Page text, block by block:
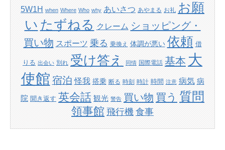
5W1H when Where Who why あいさつ あやまる お礼 お願
い たずねる クレーム ショッピング・
買い物 スポーツ 乗る 乗換え 体調が悪い 依頼 借
りる 出会い 別れ 受け答え 同情 国際電話 基本 大
使館 宿泊 怪我 搭乗 断る 時刻 時計 時間 注意 病気 病
院 聞き返す 英会話 観光 警告 買い物 買う 質問
領事館 飛行機 食事